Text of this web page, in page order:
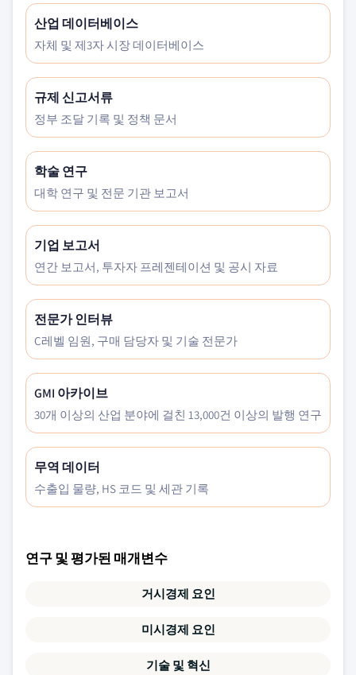
산업 데이터베이스
자체 및 제3자 시장 데이터베이스
규제 신고서류
정부 조달 기록 및 정책 문서
학술 연구
대학 연구 및 전문 기관 보고서
기업 보고서
연간 보고서, 투자자 프레젠테이션 및 공시 자료
전문가 인터뷰
C레벨 임원, 구매 담당자 및 기술 전문가
GMI 아카이브
30개 이상의 산업 분야에 걸친 13,000건 이상의 발행 연구
무역 데이터
수출입 물량, HS 코드 및 세관 기록
연구 및 평가된 매개변수
거시경제 요인
미시경제 요인
기술 및 혁신